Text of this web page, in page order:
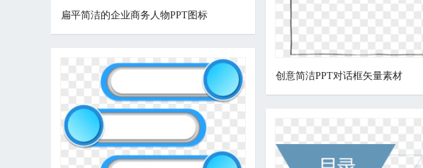
创意简洁PPT对话框矢量素材
扁平简洁的企业商务人物PPT图标